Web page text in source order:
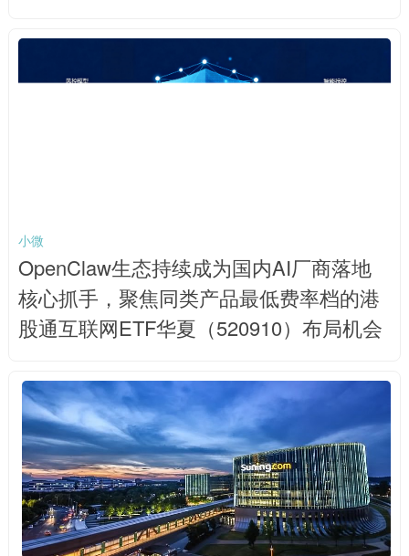
小微
OpenClaw生态持续成为国内AI厂商落地
核心抓手，聚焦同类产品最低费率档的港
股通互联网ETF华夏（520910）布局机会